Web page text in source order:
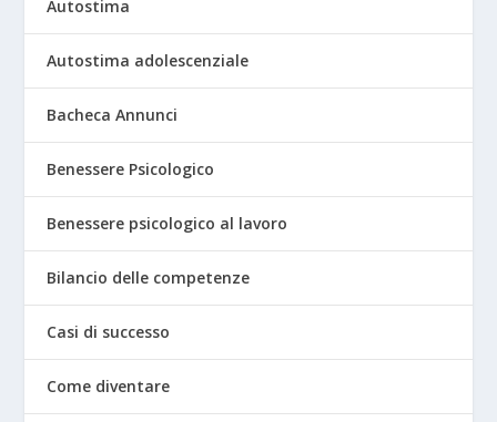
Autostima
Autostima adolescenziale
Bacheca Annunci
Benessere Psicologico
Benessere psicologico al lavoro
Bilancio delle competenze
Casi di successo
Come diventare